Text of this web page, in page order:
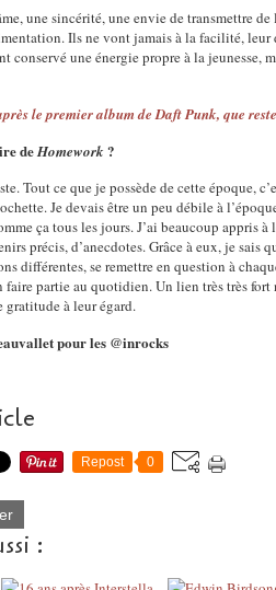
une sincérité, une envie de transmettre
Ils ne vont jamais à la facilité, leur
conservé une énergie propre à la jeunesse,
le premier album de Daft Punk, que
deHomework ?
Tout ce que je possède de cette époque,
Je devais être un peu débile à
ça tous les jours. J’ai beaucoup appris
précis, d’anecdotes. Grâce à eux, je sais
différentes, se remettre en question à
faire partie au quotidien. Un lien très très
gratitude à leur égard.
pour les @inrocks
Repost 0
: